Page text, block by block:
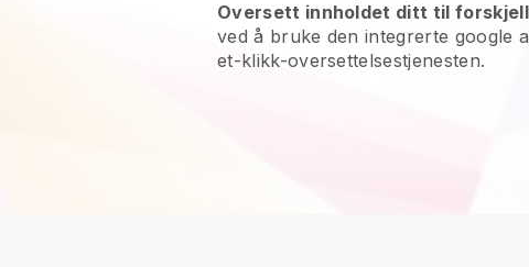
Oversett innholdet ditt til
ved å bruke den integrerte google
et-klikk-oversettelsestjenesten.